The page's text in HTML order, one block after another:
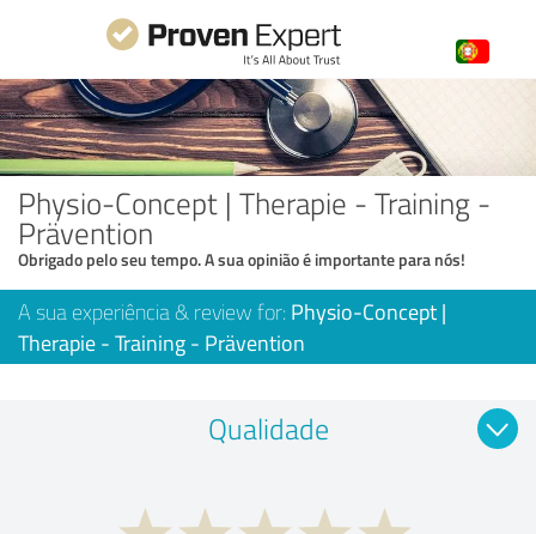
Physio-Concept | Therapie - Training -
Prävention
Obrigado pelo seu tempo. A sua opinião é importante para nós!
A sua experiência & review for: Physio-Concept |
Therapie - Training - Prävention
Qualidade